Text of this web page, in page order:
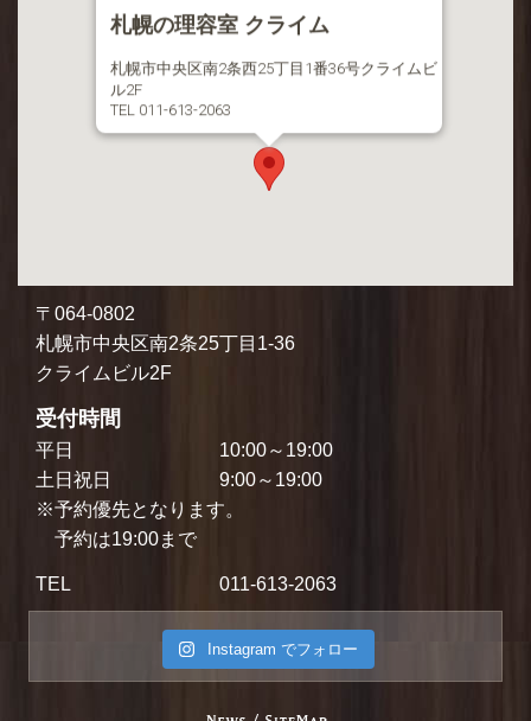
札幌の理容室 クライム
札幌市中央区南2条西25丁目1番36号クライムビ
ル2F
TEL 011-613-2063
〒064-0802
札幌市中央区南2条25丁目1-36
クライムビル2F
受付時間
平日
10:00～19:00
土日祝日
9:00～19:00
※予約優先となります。
予約は19:00まで
TEL 011-613-2063
Instagram でフォロー